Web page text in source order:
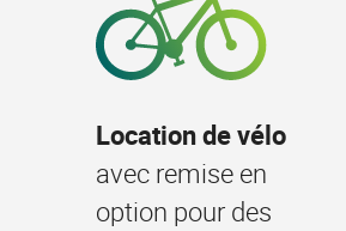
Location de vélo
avec remise en
option pour des